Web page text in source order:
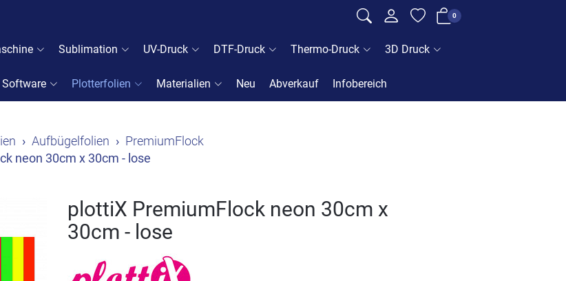
0
Sublimation UV-Druck DTF-Druck Thermo-Druck 3D Druck
Software Plotterfolien Materialien Neu Abverkauf Infobereich
Aufbügelfolien
PremiumFlock
neon 30cm x 30cm - lose
plottiX PremiumFlock neon 30cm x
30cm - lose